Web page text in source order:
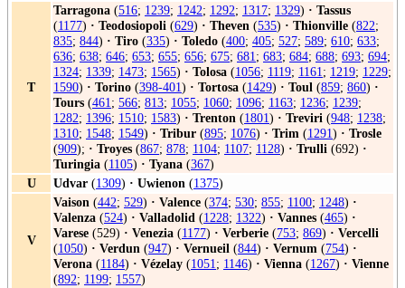
T
Tarragona (516; 1239; 1242; 1292; 1317; 1329) · Tassus
(1177) · Teodosiopoli (629) · Theven (535) · Thionville (822;
835; 844) · Tiro (335) · Toledo (400; 405; 527; 589; 610; 633;
636; 638; 646; 653; 655; 656; 675; 681; 683; 684; 688; 693; 694;
1324; 1339; 1473; 1565) · Tolosa (1056; 1119; 1161; 1219; 1229;
1590) · Torino (398-401) · Tortosa (1429) · Toul (859; 860) ·
Tours (461; 566; 813; 1055; 1060; 1096; 1163; 1236; 1239;
1282; 1396; 1510; 1583) · Trenton (1801) · Treviri (948; 1238;
1310; 1548; 1549) · Tribur (895; 1076) · Trim (1291) · Trosle
(909); · Troyes (867; 878; 1104; 1107; 1128) · Trulli (692) ·
Turingia (1105) · Tyana (367)
U
Udvar (1309) · Uwienon (1375)
V
Vaison (442; 529) · Valence (374; 530; 855; 1100; 1248) ·
Valenza (524) · Valladolid (1228; 1322) · Vannes (465) ·
Varese (529) · Venezia (1177) · Verberie (753; 869) · Vercelli
(1050) · Verdun (947) · Vernueil (844) · Vernum (754) ·
Verona (1184) · Vézelay (1051; 1146) · Vienna (1267) · Vienne
(892; 1199; 1557)